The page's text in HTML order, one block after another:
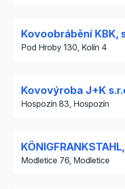
Kovoobrábění KBK,
Pod Hroby 130, Kolín 4
Kovovýroba J+K
Hospozín 83, Hospozín
Modletice 76, Modletice